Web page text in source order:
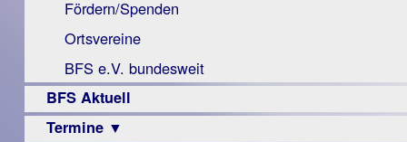
Links
Fördern/Spenden
Ortsvereine
BFS e.V. bundesweit
BFS Aktuell
Termine ▼